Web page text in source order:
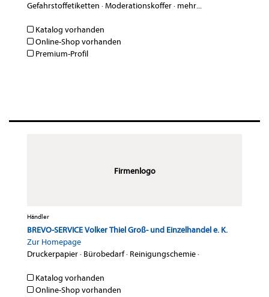
Gefahrstoffetiketten ·Moderationskoffer· mehr...
Katalog vorhanden
Online-Shop vorhanden
Premium-Profil
Firmenlogo
Händler
BREVO-SERVICE Volker Thiel Groß- und Einzelhandel e. K.
Zur Homepage
Druckerpapier· Bürobedarf· Reinigungschemie·
Katalog vorhanden
Online-Shop vorhanden